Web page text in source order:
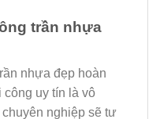
trần nhựa
nhựa đẹp hoàn
uy tín là vô
nghiệp sẽ tư